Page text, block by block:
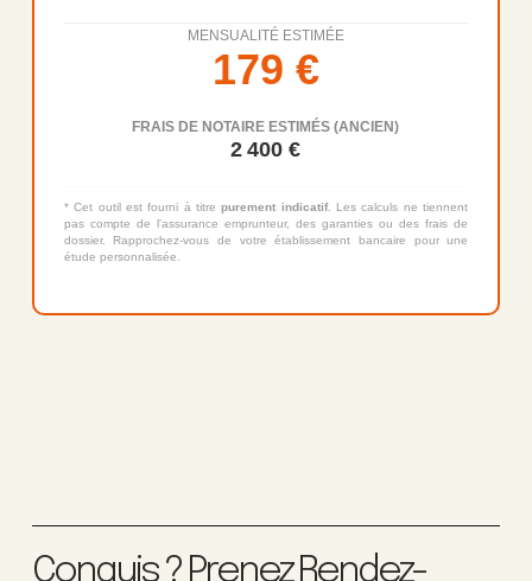
MENSUALITÉ ESTIMÉE
179 €
FRAIS DE NOTAIRE ESTIMÉS (ANCIEN)
2 400 €
* Cet outil est fourni à titrepurement indicatif. Les calculs ne tiennent
pas compte de l'assurance emprunteur, des garanties ou des frais de
dossier. Rapprochez-vous de votre établissement bancaire pour une
étude personnalisée.
Conquis ? Prenez Rendez-